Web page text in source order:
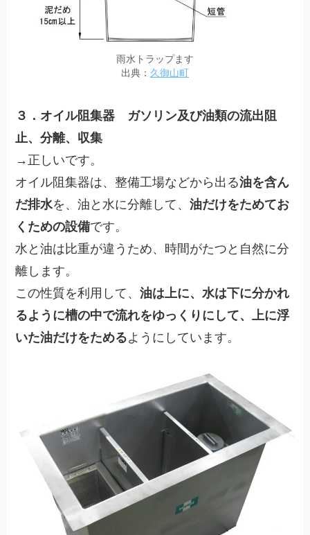
雨水トラップます
出典： 久御山町
３．オイル阻集器 ガソリン及び油類の流出阻
止、分離、収集
→正しいです。
オイル阻集器は、整備工場などから出る油を含ん
だ排水を、油と水に分離して、油だけをためてお
くための設備です。
水と油は比重が違うため、時間がたつと自然に分
離します。
この性質を利用して、油は上に、水は下に分かれ
るように槽の中で流れをゆっくりにして、上に浮
いた油だけをためるようにしています。